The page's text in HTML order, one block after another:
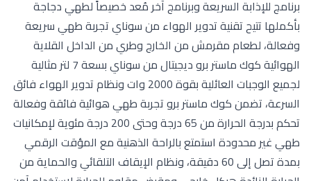
برنامج للإذابة السريعة وبرنامج آخر مُعد خصيصاً لطهي دجاجة
بأكملها تتيح تقنية تدوير الهواء من سوناي تجربة طهي سريعة
وفعالة، لطعام مقرمش من الخارج وطري من الداخل القلاية
الهوائية كوك ماستر برو ديجيتال من سوناي بسعة 7 لتر مثالية
لجميع الوجبات العائلية بقوة 2000 وات ونظام تدوير الهواء فائق
السرعة، تضمن كوك ماستر برو تجربة طهي هوائية فائقة وفعالة
تحكم بدرجة الحرارة من 65 درجة وحتى 200 درجة مئوية لإمكانيات
طهي غير محدودة استمتع بالراحة الذهنية مع المؤقت الرقمي
بمدة تصل إلى 60 دقيقة، ونظام الإيقاف التلقائي والحماية من